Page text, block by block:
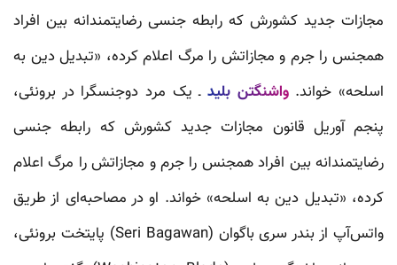
مجازات جدید کشورش که رابطه جنسی رضایتمندانه بین افراد
همجنس‌ را جرم و مجازاتش را مرگ اعلام کرده، «تبدیل دین به
اسلحه» خواند.واشنگتن بلید ـ یک مرد دوجنسگرا در برونئی،
پنجم آوریل قانون مجازات جدید کشورش که رابطه جنسی
رضایتمندانه بین افراد همجنس‌ را جرم و مجازاتش را مرگ اعلام
کرده، «تبدیل دین به اسلحه» خواند. او در مصاحبه‌ای از طریق
واتس‌آپ از بندر سری باگوان (Seri Bagawan) پایتخت برونئی،